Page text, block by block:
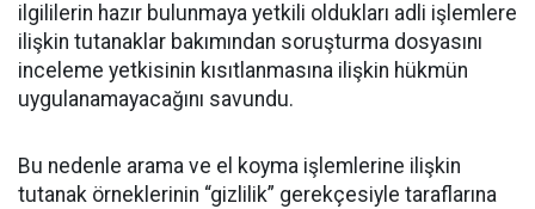
ilgililerin hazır bulunmaya yetkili oldukları adli işlemlere
ilişkin tutanaklar bakımından soruşturma dosyasını
inceleme yetkisinin kısıtlanmasına ilişkin hükmün
uygulanamayacağını savundu.
Bu nedenle arama ve el koyma işlemlerine ilişkin
tutanak örneklerinin “gizlilik” gerekçesiyle taraflarına